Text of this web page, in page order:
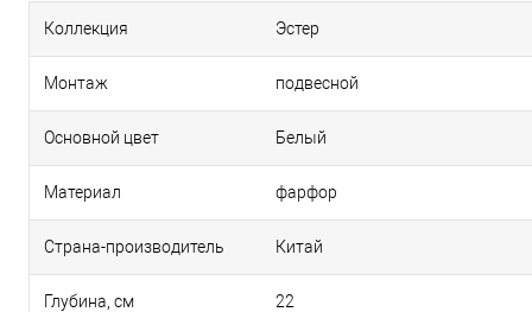
Коллекция Эстер
Монтаж подвесной
Основной цвет Белый
Материал фарфор
Страна-производитель Китай
Глубина, см 22